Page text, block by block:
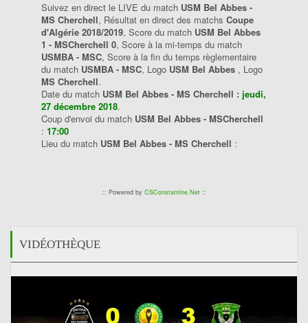
Suivez en direct le LIVE du match USM Bel Abbes -
MS Cherchell, Résultat en direct des matchs Coupe
d'Algérie 2018/2019, Score du match USM Bel Abbes
1 - MSCherchell 0, Score à la mi-temps du match
USMBA - MSC, Score à la fin du temps règlementaire
du match USMBA - MSC, Logo USM Bel Abbes , Logo
MS Cherchell.
Date du match USM Bel Abbes - MS Cherchell : jeudi,
27 décembre 2018.
Coup d'envoi du match USM Bel Abbes - MSCherchell
: 17:00
Lieu du match USM Bel Abbes - MS Cherchell :
:: Powered by CSConstantine.Net::
VIDÉOTHÈQUE